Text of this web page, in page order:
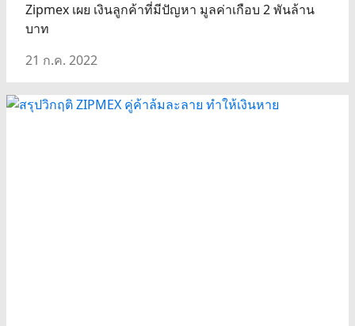
Zipmex เผย เงินลูกค้าที่มีปัญหา มูลค่าเกือบ 2 พันล้าน
บาท
21 ก.ค. 2022